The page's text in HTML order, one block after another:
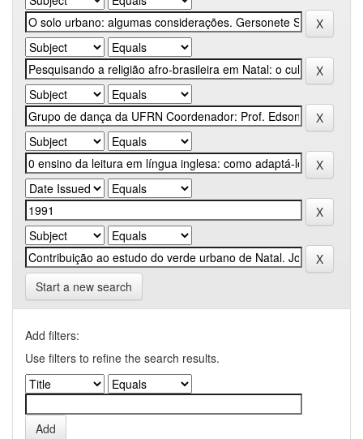
Start a new search
Add filters:
Use filters to refine the search results.